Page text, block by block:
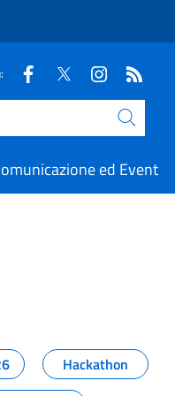
ed Eventi
Hackathon